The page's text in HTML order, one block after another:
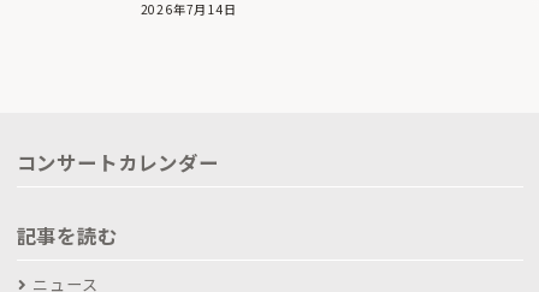
2026年7月14日
コンサートカレンダー
記事を読む
ニュース